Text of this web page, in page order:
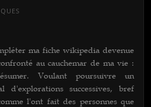
ma fiche wikipedia devenue
au cauchemar de ma vie :
Voulant poursuivre un
d'explorations successives, bref
l'ont fait des personnes que